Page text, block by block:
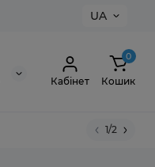
UA
Кабінет
0
Кошик
1/2